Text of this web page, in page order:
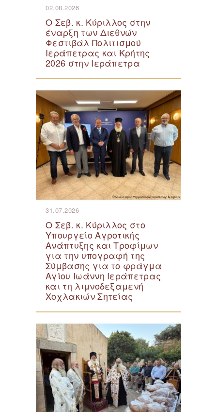
02.08.2026
Ο Σεβ. κ. Κύριλλος στην
έναρξη των Διεθνών
Φεστιβάλ Πολιτισμού
Ιεράπετρας και Κρήτης
2026 στην Ιεράπετρα
31.07.2026
Ο Σεβ. κ. Κύριλλος στο
Υπουργείο Αγροτικής
Ανάπτυξης και Τροφίμων
για την υπογραφή της
Σύμβασης για το φράγμα
Αγίου Ιωάννη Ιεράπετρας
και τη λιμνοδεξαμενή
Χοχλακιών Σητείας